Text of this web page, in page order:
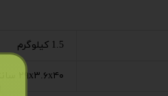
1.5 کیلوگرم
۲۹x۳.۶x۴۰ سانتی‌متر